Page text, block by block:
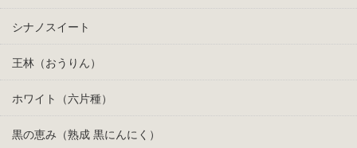
シナノスイート
王林（おうりん）
ホワイト（六片種）
黒の恵み（熟成 黒にんにく）